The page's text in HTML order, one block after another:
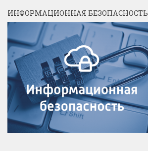
ИНФОРМАЦИОННАЯ БЕЗОПАСНОСТЬ